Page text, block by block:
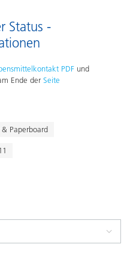
Status -
PDF und
Ende der Seite
& Paperboard